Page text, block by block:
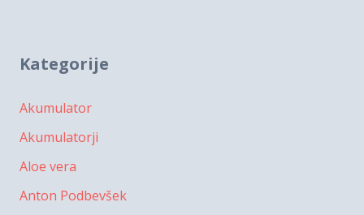
Kategorije
Akumulator
Akumulatorji
Aloe vera
Anton Podbevšek